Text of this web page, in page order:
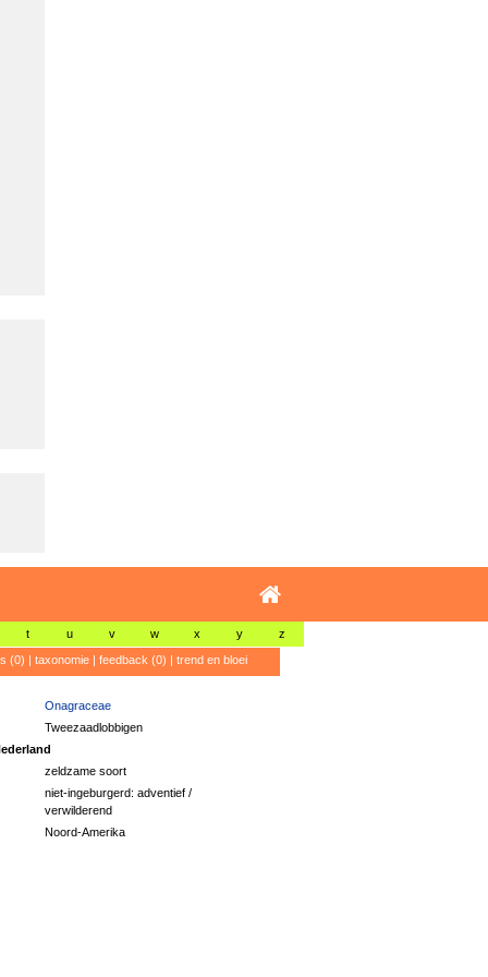
t u v w x y z
(0) | taxonomie| feedback (0) | trend en bloei
Onagraceae
Tweezaadlobbigen
zeldzame soort
niet-ingeburgerd: adventief /
verwilderend
Noord-Amerika